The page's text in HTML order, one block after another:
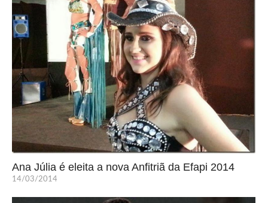
Ana Júlia é eleita a nova Anfitriã da Efapi 2014
14/03/2014